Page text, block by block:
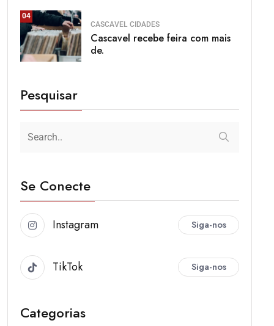
04
CASCAVEL CIDADES
Cascavel recebe feira com mais
de.
Pesquisar
Se Conecte
Instagram Siga-nos
TikTok Siga-nos
Categorias